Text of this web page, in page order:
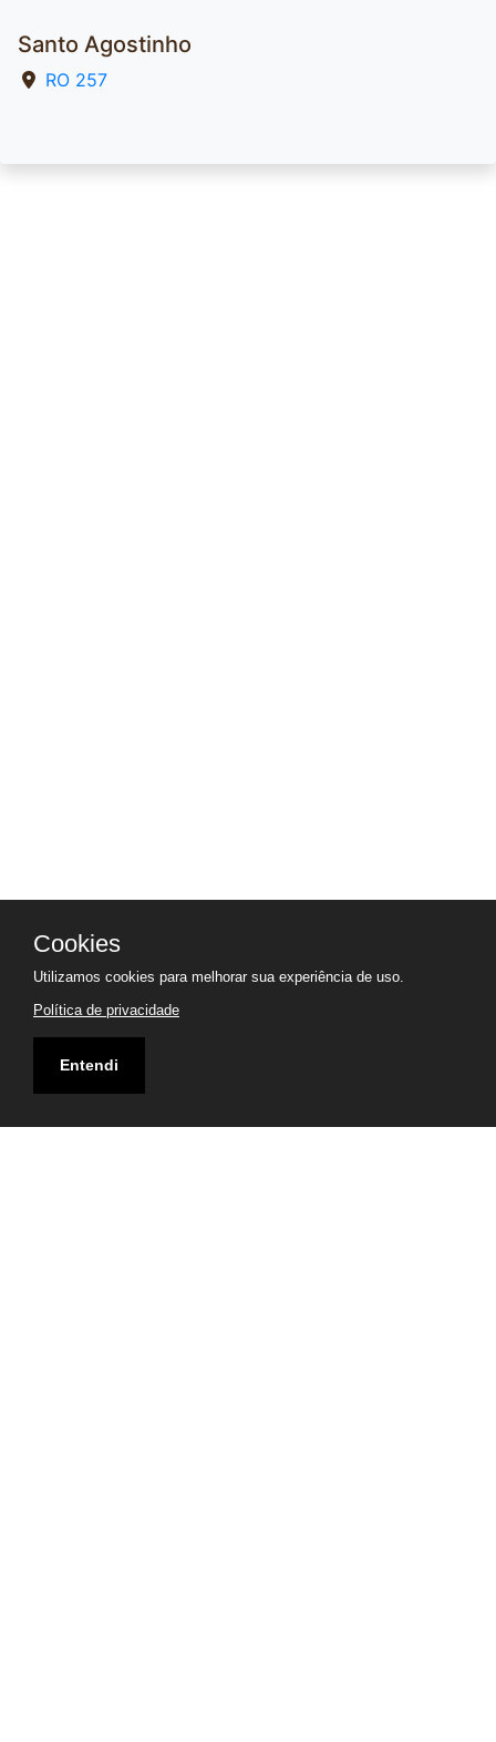
Santo Agostinho
RO 257
Cookies
Utilizamos cookies para melhorar sua experiência de uso.
Política de privacidade
Entendi